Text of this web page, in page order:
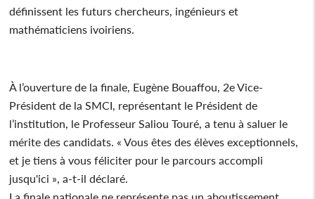
définissent les futurs chercheurs, ingénieurs et
mathématiciens ivoiriens.
À l’ouverture de la finale, Eugène Bouaffou, 2e Vice-
Président de la SMCI, représentant le Président de
l’institution, le Professeur Saliou Touré, a tenu à saluer le
mérite des candidats. « Vous êtes des élèves exceptionnels,
et je tiens à vous féliciter pour le parcours accompli
jusqu'ici », a-t-il déclaré.